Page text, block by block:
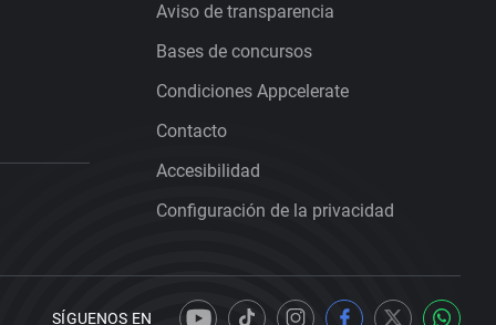
Aviso de transparencia
Bases de concursos
Condiciones Appcelerate
Contacto
Accesibilidad
Configuración de la privacidad
SÍGUENOS EN